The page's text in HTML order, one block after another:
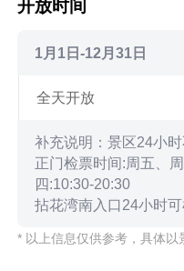
开放时间
1月1日-12月31日
全天开放
补充说明：景区24小时
正门检票时间:周五、
四:10:30-20:30
拈花湾南入口24小时可
* 以上信息仅供参考，具体以